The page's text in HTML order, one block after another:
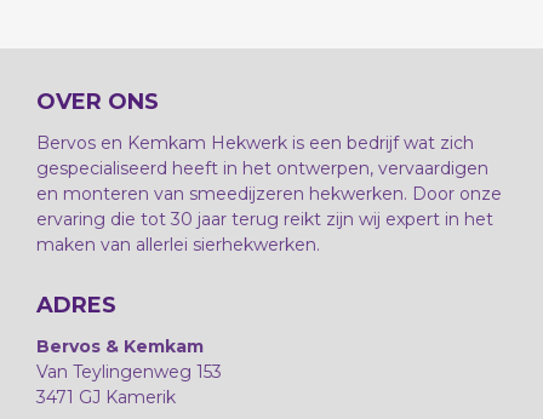
OVER ONS
Bervos en Kemkam Hekwerk is een bedrijf wat zich
gespecialiseerd heeft in het ontwerpen, vervaardigen
en monteren van smeedijzeren hekwerken. Door onze
ervaring die tot 30 jaar terug reikt zijn wij expert in het
maken van allerlei sierhekwerken.
ADRES
Bervos & Kemkam
Van Teylingenweg 153
3471 GJ Kamerik